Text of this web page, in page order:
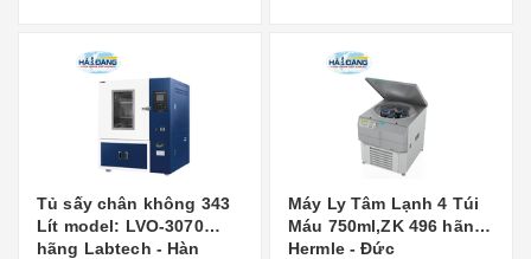
Tủ sấy chân không 343
Lít model: LVO-3070
hãng Labtech - Hàn
Máy Ly Tâm Lạnh 4 Túi
Máu 750ml,ZK 496 hãng
Hermle - Đức